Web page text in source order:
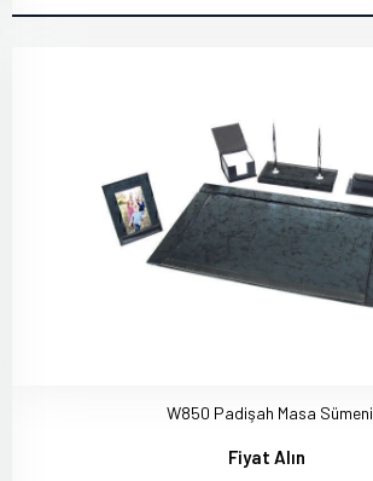
W850 Padişah Masa Sümeni
Fiyat Alın